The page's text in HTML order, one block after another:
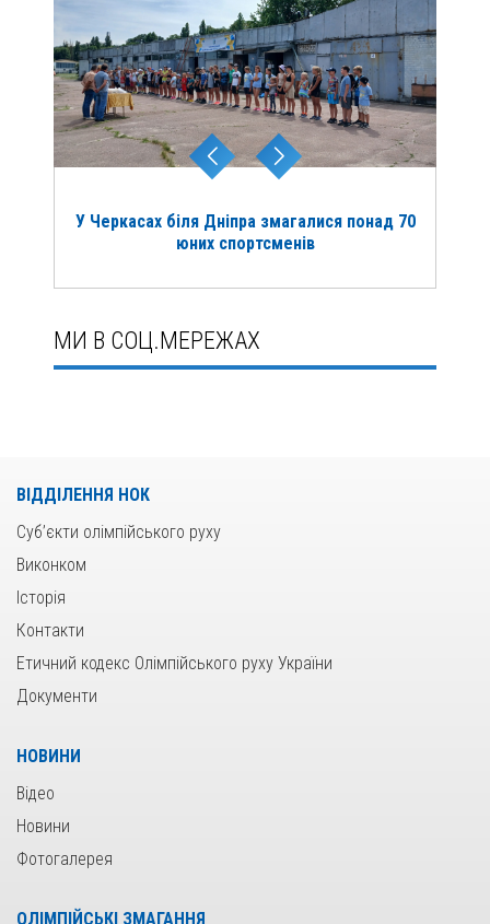
У Черкасах біля Дніпра змагалися понад 70
юних спортсменів
МИ В СОЦ.МЕРЕЖАХ
ВІДДІЛЕННЯ НОК
Суб’єкти олімпійського руху
Виконком
Історія
Контакти
Етичний кодекс Олімпійського руху України
Документи
НОВИНИ
Відео
Новини
Фотогалерея
ОЛІМПІЙСЬКІ ЗМАГАННЯ